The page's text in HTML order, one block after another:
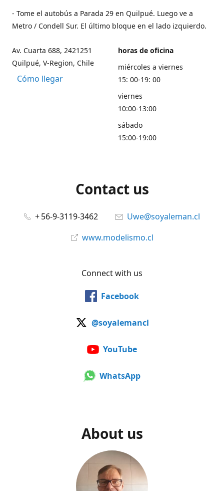
- Tome el autobús a Parada 29 en Quilpué. Luego ve a
Metro / Condell Sur. El último bloque en el lado izquierdo.
Av. Cuarta 688, 2421251
Quilpué, V-Region, Chile
Cómo llegar
horas de oficina
miércoles a viernes
15: 00-19: 00
viernes
10:00-13:00
sábado
15:00-19:00
Contact us
+ 56-9-3119-3462
Uwe@soyaleman.cl
www.modelismo.cl
Connect with us
Facebook
@soyalemancl
YouTube
WhatsApp
About us